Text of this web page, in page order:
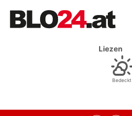
Liezen
Bedeckt